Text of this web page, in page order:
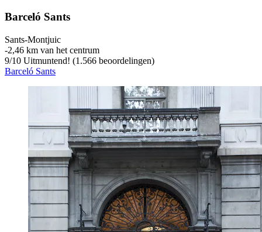
Barceló Sants
Sants-Montjuic
‐2,46 km van het centrum
9/10 Uitmuntend! (1.566 beoordelingen)
Barceló Sants